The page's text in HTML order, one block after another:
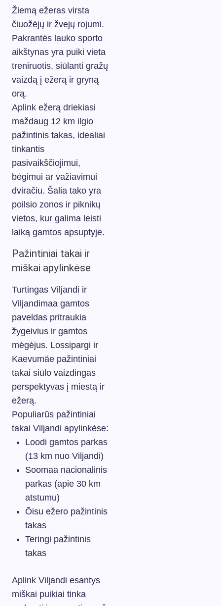
Žiemą ežeras virsta
čiuožėjų ir žvejų rojumi.
Pakrantės lauko sporto
aikštynas yra puiki vieta
treniruotis, siūlanti gražų
vaizdą į ežerą ir gryną
orą.
Aplink ežerą driekiasi
maždaug 12 km ilgio
pažintinis takas, idealiai
tinkantis
pasivaikščiojimui,
bėgimui ar važiavimui
dviračiu. Šalia tako yra
poilsio zonos ir piknikų
vietos, kur galima leisti
laiką gamtos apsuptyje.
Pažintiniai takai ir
miškai apylinkėse
Turtingas Viljandi ir
Viljandimaa gamtos
paveldas pritraukia
žygeivius ir gamtos
mėgėjus. Lossipargi ir
Kaevumäe pažintiniai
takai siūlo vaizdingas
perspektyvas į miestą ir
ežerą.
Populiarūs pažintiniai
takai Viljandi apylinkėse:
Loodi gamtos parkas
(13 km nuo Viljandi)
Soomaa nacionalinis
parkas (apie 30 km
atstumu)
Õisu ežero pažintinis
takas
Teringi pažintinis
takas
Aplink Viljandi esantys
miškai puikiai tinka